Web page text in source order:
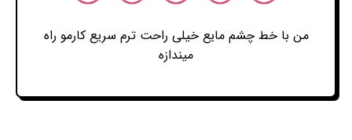
من با خط چشم مایع خیلی راحت ترم سریع کارمو راه
میندازه